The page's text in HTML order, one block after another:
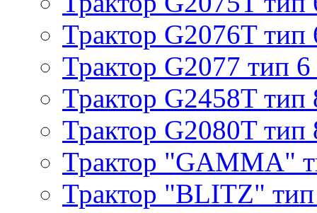
Трактор G2076T тип
Трактор G2077 тип 6
Трактор G2458T тип
Трактор G2080T тип
Трактор "GAMMA"
Трактор "BLITZ"